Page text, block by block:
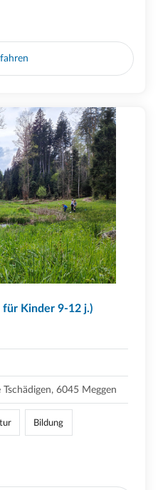
für Kinder 9-12 j.)
6045 Meggen
Bildung